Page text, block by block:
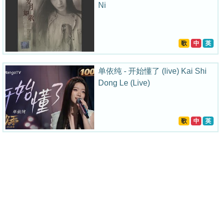
Ni
歌 中 英
单依纯 - 开始懂了 (live) Kai Shi
Dong Le (Live)
歌 中 英